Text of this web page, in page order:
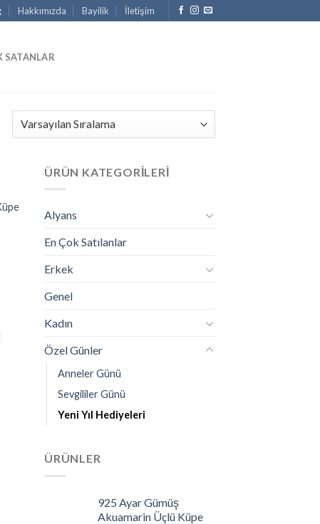
Hakkımızda Bayilik İletişim
SATANLAR
ÜRÜN KATEGORILERI
Alyans
En Çok Satılanlar
Erkek
Genel
Kadın
Özel Günler
Anneler Günü
Sevgililer Günü
Yeni Yıl Hediyeleri
ÜRÜNLER
925 Ayar Gümüş
Akuamarin Üçlü Küpe